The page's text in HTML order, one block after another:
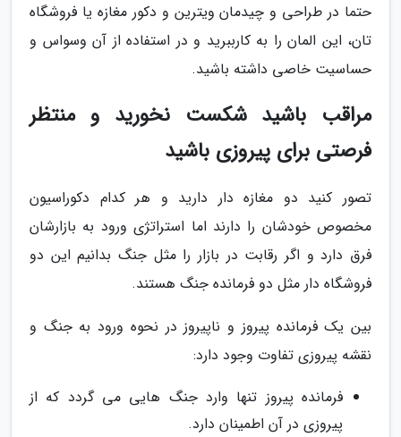
حتما در طراحی و چیدمان ویترین و دکور مغازه یا فروشگاه
تان، این المان را به کارببرید و در استفاده از آن وسواس و
حساسیت خاصی داشته باشید.
مراقب باشید شکست نخورید و منتظر
فرصتی برای پیروزی باشید
تصور کنید دو مغازه دار دارید و هر کدام دکوراسیون
مخصوص خودشان را دارند اما استراتژی ورود به بازارشان
فرق دارد و اگر رقابت در بازار را مثل جنگ بدانیم این دو
فروشگاه دار مثل دو فرمانده جنگ هستند.
بین یک فرمانده پیروز و ناپیروز در نحوه ورود به جنگ و
نقشه پیروزی تفاوت وجود دارد:
فرمانده پیروز تنها وارد جنگ هایی می گردد که از
پیروزی در آن اطمینان دارد.